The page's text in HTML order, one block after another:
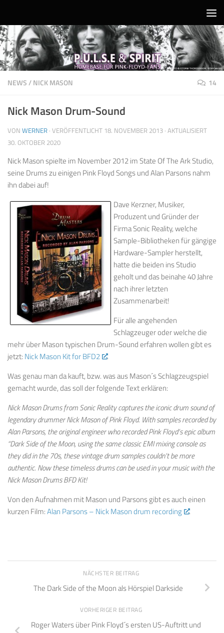
NEWS/NICK MASON 14
Nick Mason Drum-Sound
VON WERNER · VERÖFFENTLICHT 18. NOVEMBER 2013 · AKTUALISIERT
30. OKTOBER 2020
Nick Mason spielte im November 2012 im State Of The Ark Studio,
seine Drums zu einigen Pink Floyd Songs und Alan Parsons nahm
ihn dabei auf!
Dave Kerzner, Musiker,
Produzent und Gründer der
Firma Sonic Reality, welche
Sample-Bibliotheken für gängige
Hardware-Sampler herstellt,
hatte die beiden ins Studio
geholt und das beinahe 40 Jahre
nach ihrer letzten
Zusammenarbeit!
Für alle angehenden
Schlagzeuger oder welche die
mehr über Mason typischen Drum-Sound erfahren wollen gibt es
jetzt: Nick Mason Kit for BFD2
.
Was genau man da kauft, bzw. was aus Mason´s Schlagzeugspiel
gemacht wurde, das soll der folgende Text erklären:
Nick Mason Drums from Sonic Reality captures the iconic drum sound of
legendary drummer Nick Mason of Pink Floyd. With samples recorded by
Alan Parsons, the original engineer who recorded Pink Floyd’s epic album
“Dark Side of the Moon, using the same classic EMI mixing console as
they did in the 70s, these vintage drum samples couldn’t be more
authentic. Now these timeless drums can be used in your music with the
Nick Mason Drums BFD Kit!
Von den Aufnahmen mit Mason und Parsons gibt es auch einen
kurzen Film:Alan Parsons – Nick Mason drum recording .
NÄCHSTER BEITRAG
The Dark Side of the Moon als Hörspiel Darkside
VORHERIGER BEITRAG
Roger Waters über Pink Floyd´s ersten US-Auftritt und